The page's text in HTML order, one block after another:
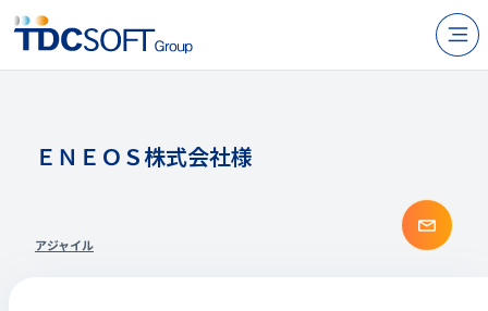
ＥＮＥＯＳ株式会社様
アジャイル